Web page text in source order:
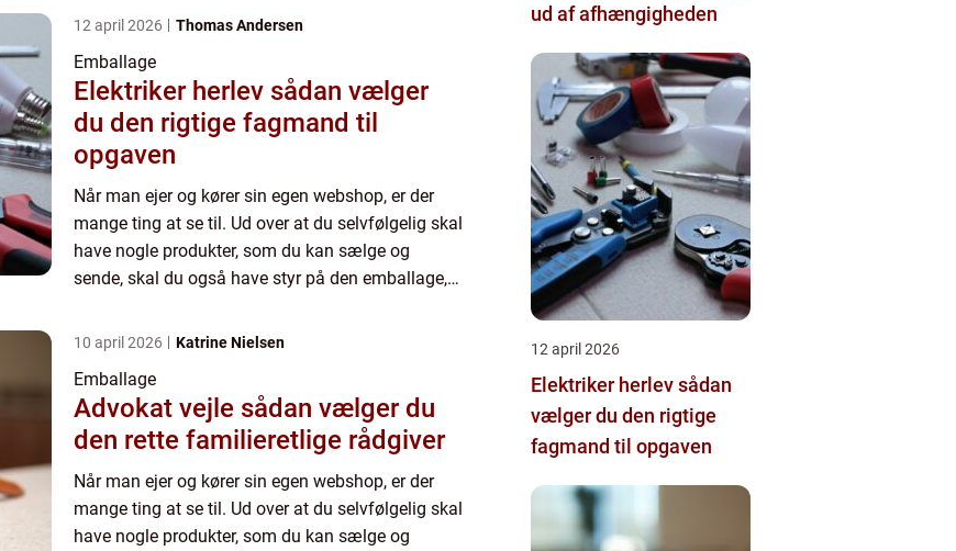
ligegyl...
12 april 2026 Thomas Andersen
Emballage
Elektriker herlev sådan vælger
du den rigtige fagmand til
opgaven
Når man ejer og kører sin egen webshop, er der
mange ting at se til. Ud over at du selvfølgelig skal
have nogle produkter, som du kan sælge og
sende, skal du også have styr på den emballage,
ligegyl...
10 april 2026 Katrine Nielsen
Emballage
Advokat vejle sådan vælger du
den rette familieretlige rådgiver
Når man ejer og kører sin egen webshop, er der
mange ting at se til. Ud over at du selvfølgelig skal
have nogle produkter, som du kan sælge og
ud af afhængigheden
12 april 2026
Elektriker herlev sådan
vælger du den rigtige
fagmand til opgaven